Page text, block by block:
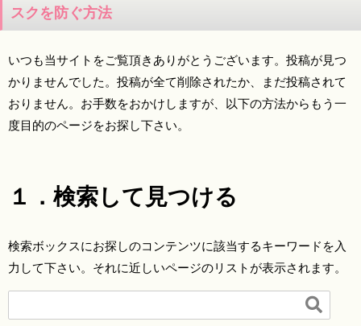
スクを防ぐ方法
いつも当サイトをご覧頂きありがとうございます。投稿が見つ
かりませんでした。投稿が全て削除されたか、まだ投稿されて
おりません。お手数をおかけしますが、以下の方法からもう一
度目的のページをお探し下さい。
１．検索して見つける
検索ボックスにお探しのコンテンツに該当するキーワードを入
力して下さい。それに近しいページのリストが表示されます。
